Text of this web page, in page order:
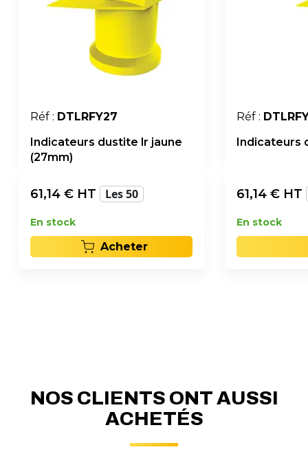
Réf : DTLRFY27
Indicateurs dustite lr jaune
(27mm)
61,14 € HT Les 50
En stock
Acheter
Réf :
Indicateurs
61,14 € HT
En stock
NOS CLIENTS ONT AUSSI
ACHETÉS